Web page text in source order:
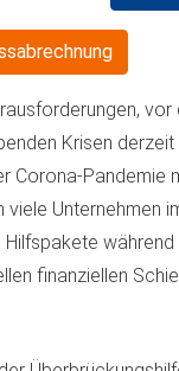
vor
Krisen derzeit
Corona-Pandemie
Unternehmen
finanziellen